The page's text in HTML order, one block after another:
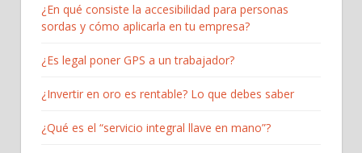
¿En qué consiste la accesibilidad para personas
sordas y cómo aplicarla en tu empresa?
¿Es legal poner GPS a un trabajador?
¿Invertir en oro es rentable? Lo que debes saber
¿Qué es el “servicio integral llave en mano”?